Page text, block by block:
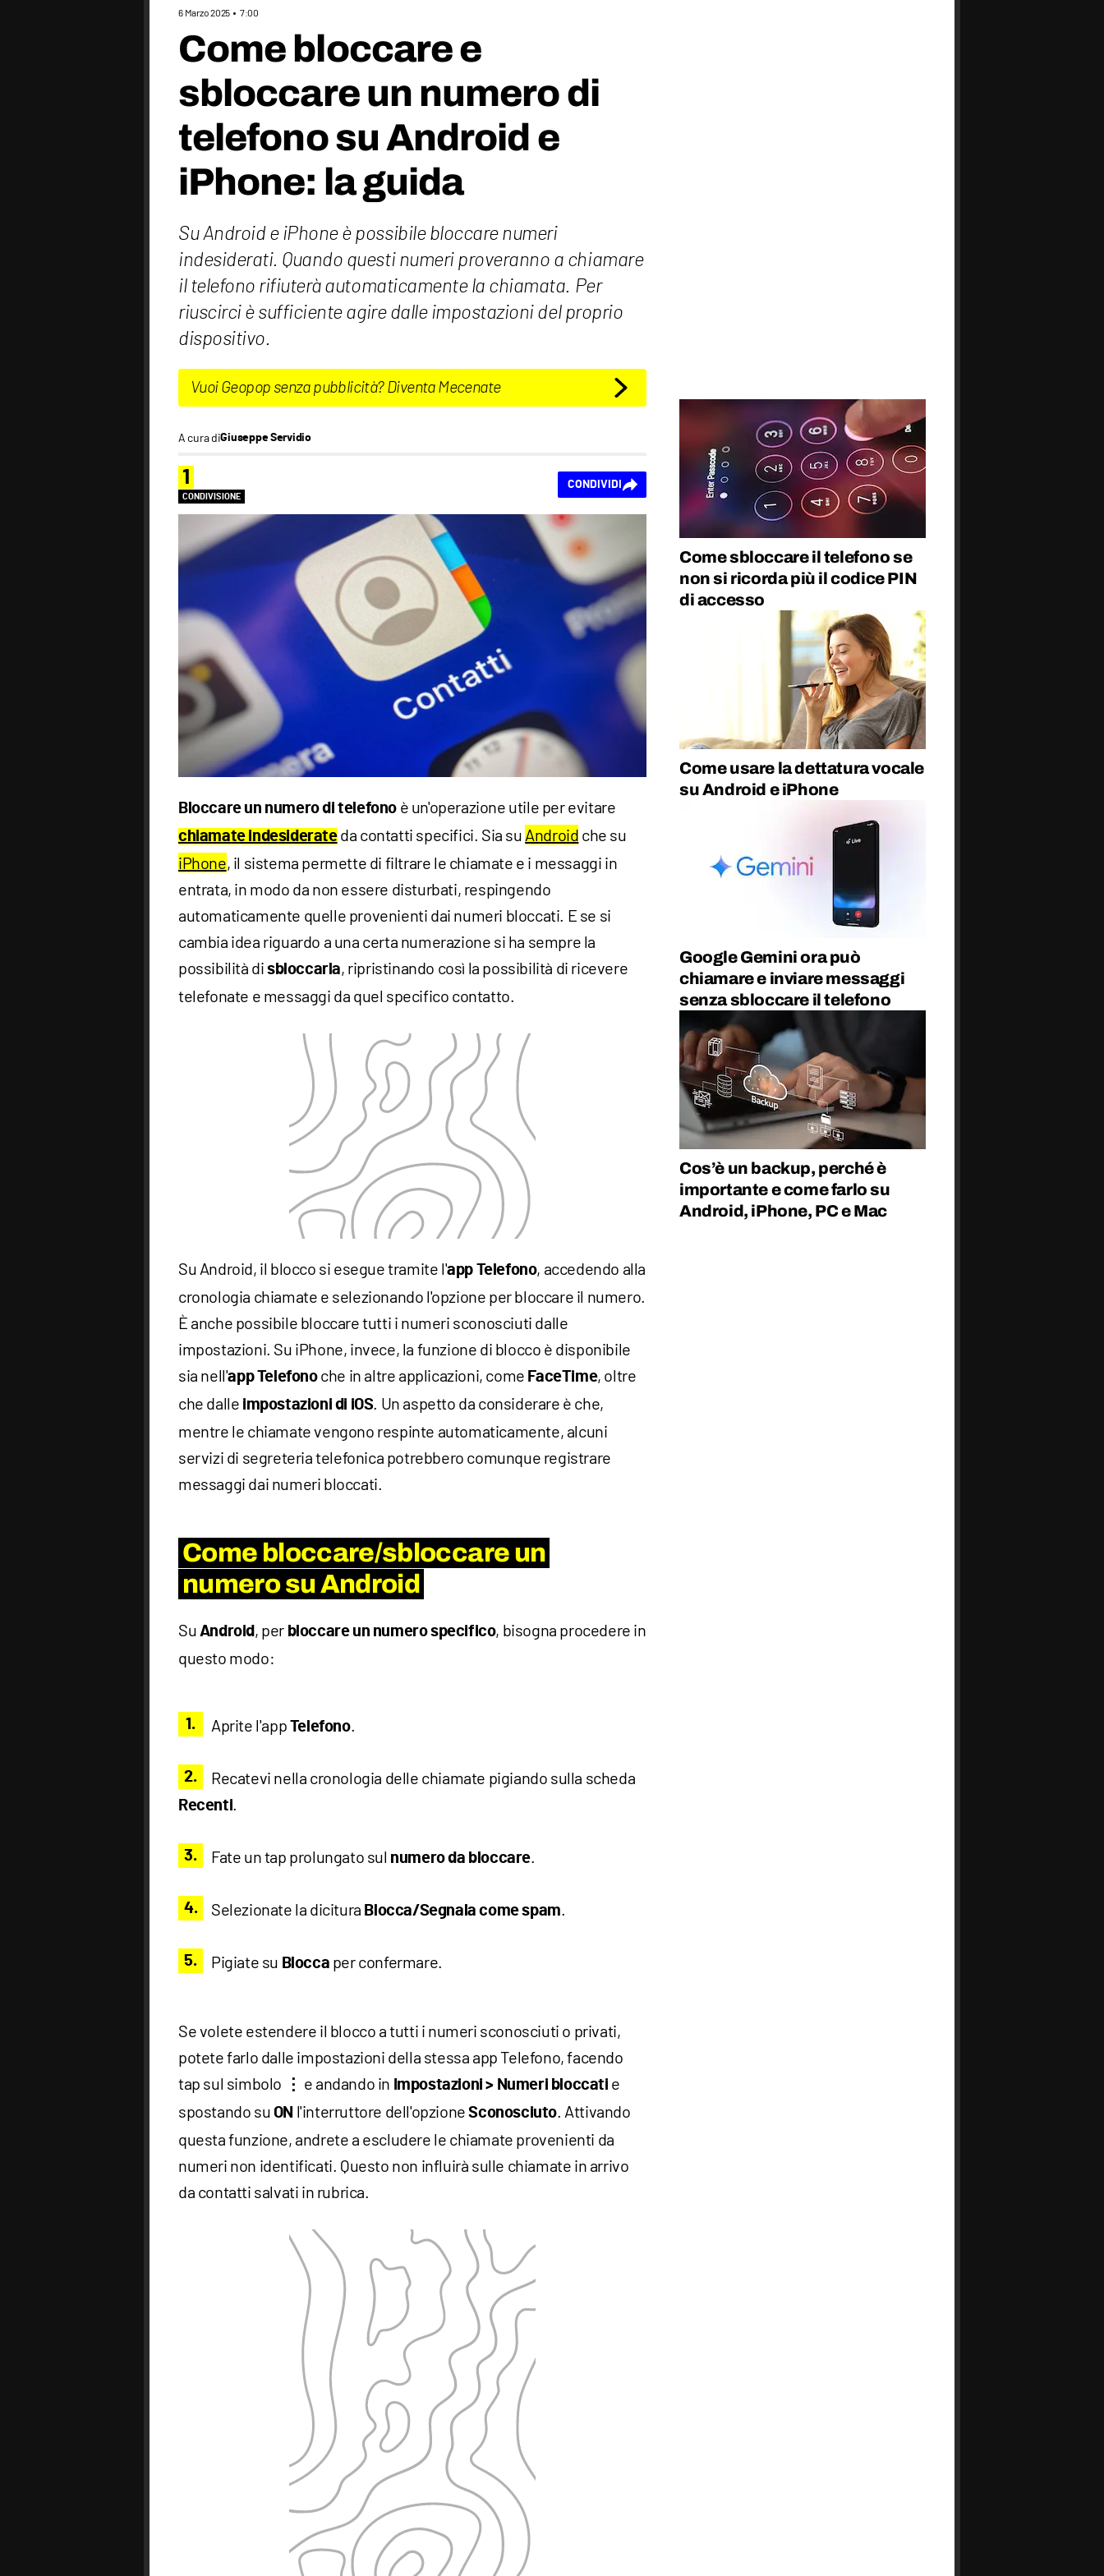
6 Marzo 2025 7:00
Come bloccare e
sbloccare un numero di
telefono su Android e
iPhone: la guida
Su Android e iPhone è possibile bloccare numeri
indesiderati. Quando questi numeri proveranno a chiamare
il telefono rifiuterà automaticamente la chiamata. Per
riuscirci è sufficiente agire dalle impostazioni del proprio
dispositivo.
Vuoi Geopop senza pubblicità? Diventa Mecenate
A cura diGiuseppe Servidio
1
CONDIVISIONE
CONDIVIDI
Bloccare un numero di telefono è un'operazione utile per evitare
chiamate indesiderateda contatti specifici. Sia su Android che su
iPhone, il sistema permette di filtrare le chiamate e i messaggi in
entrata, in modo da non essere disturbati, respingendo
automaticamente quelle provenienti dai numeri bloccati. E se si
cambia idea riguardo a una certa numerazione si ha sempre la
possibilità di sbloccarla, ripristinando così la possibilità di ricevere
telefonate e messaggi da quel specifico contatto.
Su Android, il blocco si esegue tramite l'app Telefono, accedendo alla
cronologia chiamate e selezionando l'opzione per bloccare il numero.
È anche possibile bloccare tutti i numeri sconosciuti dalle
impostazioni. Su iPhone, invece, la funzione di blocco è disponibile
sia nell'app Telefonoche in altre applicazioni, come FaceTime, oltre
che dalle impostazioni di iOS. Un aspetto da considerare è che,
mentre le chiamate vengono respinte automaticamente, alcuni
servizi di segreteria telefonica potrebbero comunque registrare
messaggi dai numeri bloccati.
Come bloccare/sbloccare un
numero su Android
Su Android , per bloccare un numero specifico, bisogna procedere in
questo modo:
Aprite l'app Telefono.
Recatevi nella cronologia delle chiamate pigiando sulla scheda
Recenti.
Fate un tap prolungato sul numero da bloccare.
Selezionate la dicitura Blocca/Segnala come spam.
Pigiate su Blocca per confermare.
Se volete estendere il blocco a tutti i numeri sconosciuti o privati,
potete farlo dalle impostazioni della stessa app Telefono, facendo
tap sul simbolo
⋮ e andando in Impostazioni > Numeri bloccati e
spostando su ON l'interruttore dell'opzioneSconosciuto. Attivando
questa funzione, andrete a escludere le chiamate provenienti da
numeri non identificati. Questo non influirà sulle chiamate in arrivo
da contatti salvati in rubrica.
Come sbloccare il telefono se
non si ricorda più il codice PIN
di accesso
Come usare la dettatura vocale
su Android e iPhone
Google Gemini ora può
chiamare e inviare messaggi
senza sbloccare il telefono
Cos’è un backup, perché è
importante e come farlo su
Android, iPhone, PC e Mac